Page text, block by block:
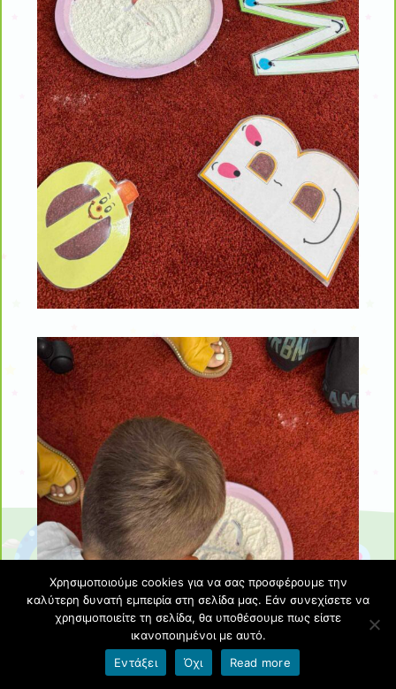
Χρησιμοποιούμε cookies για να σας προσφέρουμε την
καλύτερη δυνατή εμπειρία στη σελίδα μας. Εάν συνεχίσετε να
χρησιμοποιείτε τη σελίδα, θα υποθέσουμε πως είστε
ικανοποιημένοι με αυτό.
Εντάξει
Όχι Read more